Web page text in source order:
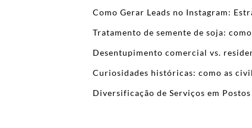
Como Gerar Leads no Instagram:
Tratamento de semente de soja:
Desentupimento comercial vs.
Curiosidades históricas: como as
Diversificação de Serviços em